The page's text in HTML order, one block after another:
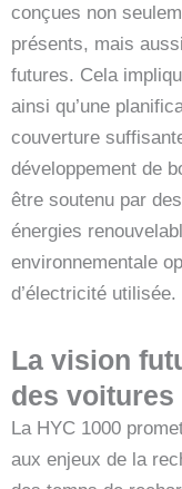
conçues non
présents, mais
futures. Cela
ainsi qu’une
couverture
développement de
être soutenu par
énergies
environnementale
d’électricité utilisée.
La vision
des
La HYC 1000
aux enjeux de la